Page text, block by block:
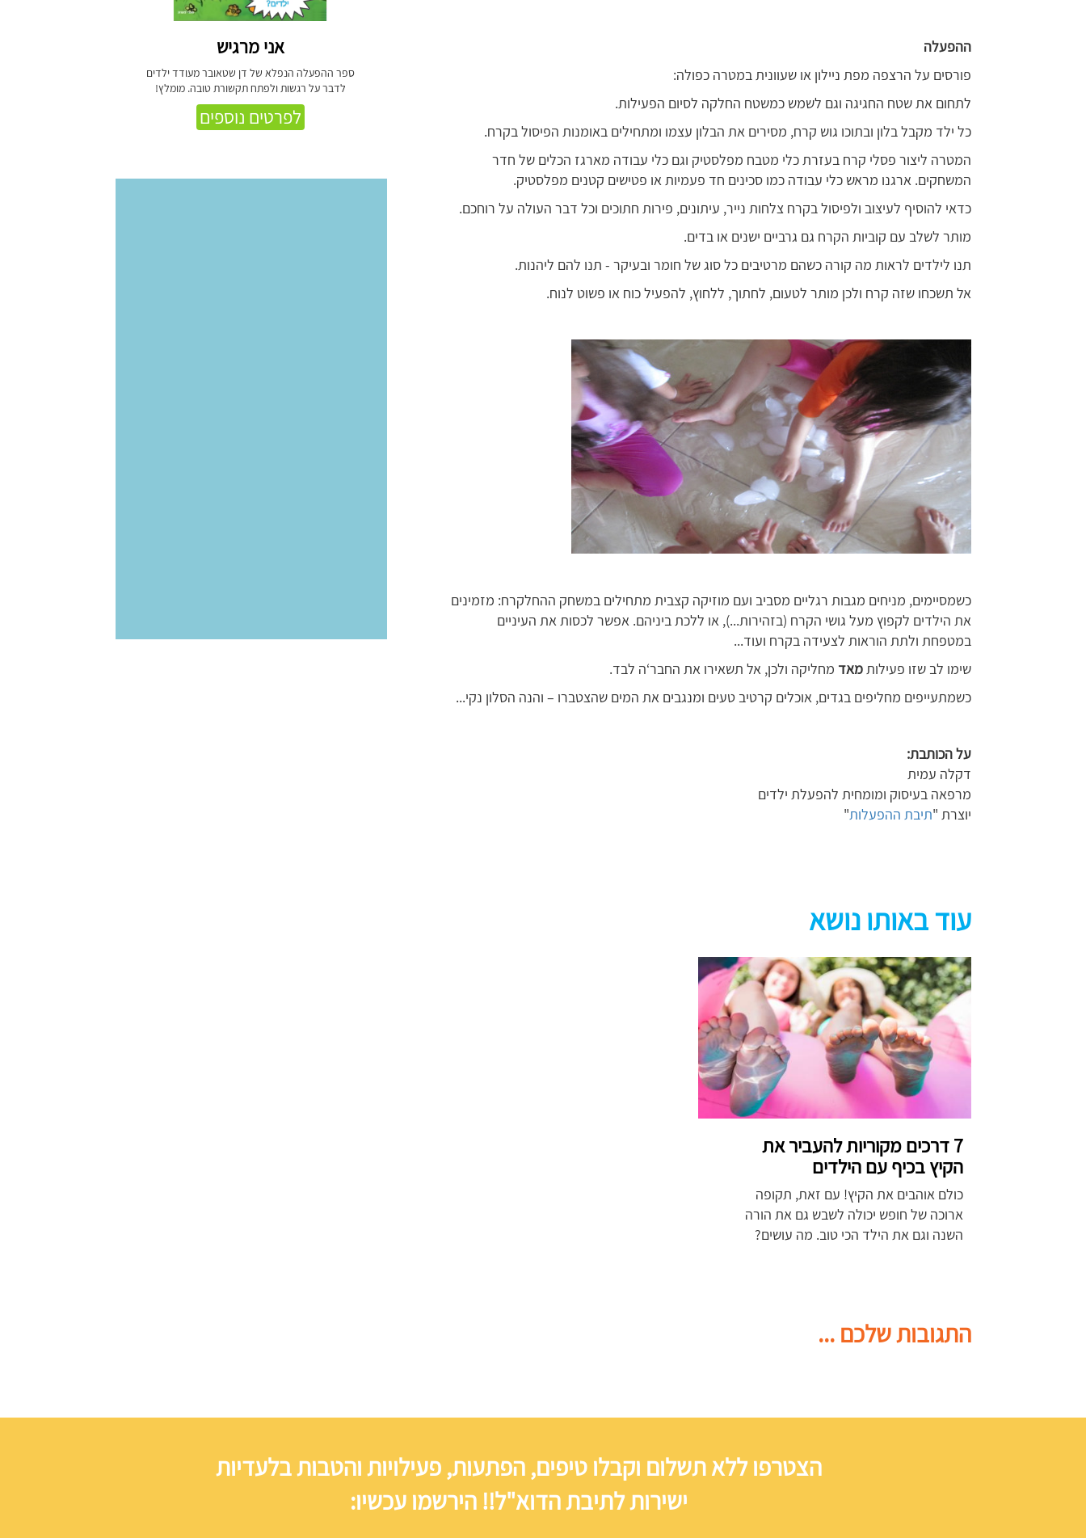
ההפעלה
פורסים על הרצפה מפת ניילון או שעוונית במטרה כפולה:
לתחום את שטח החגיגה וגם לשמש כמשטח החלקה לסיום הפעילות.
כל ילד מקבל בלון ובתוכו גוש קרח, מסירים את הבלון עצמו ומתחילים באומנות הפיסול בקרח.
המטרה ליצור פסלי קרח בעזרת כלי מטבח מפלסטיק וגם כלי עבודה מארגז הכלים של חדר
המשחקים. ארגנו מראש כלי עבודה כמו סכינים חד פעמיות או פטישים קטנים מפלסטיק.
כדאי להוסיף לעיצוב ולפיסול בקרח צלחות נייר, עיתונים, פירות חתוכים וכל דבר העולה על רוחכם.
מותר לשלב עם קוביות הקרח גם גרביים ישנים או בדים.
תנו לילדים לראות מה קורה כשהם מרטיבים כל סוג של חומר ובעיקר - תנו להם ליהנות.
אל תשכחו שזה קרח ולכן מותר לטעום, לחתוך, ללחוץ, להפעיל כוח או פשוט לנוח.
כשמסיימים, מניחים מגבות רגליים מסביב ועם מוזיקה קצבית מתחילים במשחק ההחלקרח: מזמינים
את הילדים לקפוץ מעל גושי הקרח (בזהירות...), או ללכת ביניהם. אפשר לכסות את העיניים
במטפחת ולתת הוראות לצעידה בקרח ועוד...
שימו לב שזו פעילותמאד מחליקה ולכן, אל תשאירו את החבר‘ה לבד.
כשמתעייפים מחליפים בגדים, אוכלים קרטיב טעים ומנגבים את המים שהצטברו – והנה הסלון נקי...
על הכותבת:
דקלה עמית
מרפאה בעיסוק ומומחית להפעלת ילדים
יוצרת "תיבת ההפעלות"
עוד באותו נושא
7 דרכים מקוריות להעביר את
הקיץ בכיף עם הילדים
כולם אוהבים את הקיץ! עם זאת, תקופה
ארוכה של חופש יכולה לשבש גם את הורה
השנה וגם את הילד הכי טוב. מה עושים?
התגובות שלכם ...
אני מרגיש
ספר ההפעלה הנפלא של דן שטאובר מעודד ילדים
לדבר על רגשות ולפתח תקשורת טובה. מומלץ!
לפרטים נוספים
הצטרפו ללא תשלום וקבלו טיפים, הפתעות, פעילויות והטבות בלעדיות
ישירות לתיבת הדוא"ל!! הירשמו עכשיו: